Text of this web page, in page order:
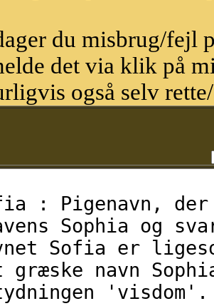
du misbrug/fejl
det via klik på
også selv